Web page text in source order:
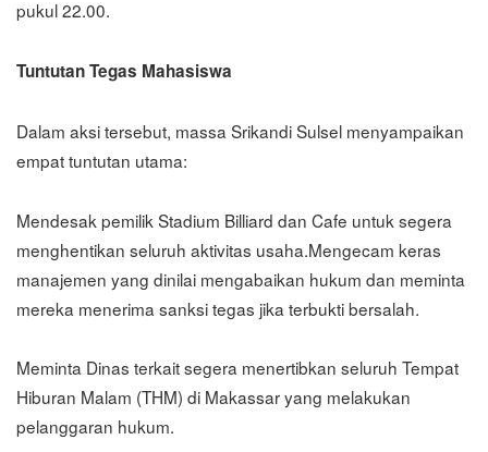
pukul 22.00.
Tuntutan Tegas Mahasiswa
Dalam aksi tersebut, massa Srikandi Sulsel menyampaikan
empat tuntutan utama:
Mendesak pemilik Stadium Billiard dan Cafe untuk segera
menghentikan seluruh aktivitas usaha.Mengecam keras
manajemen yang dinilai mengabaikan hukum dan meminta
mereka menerima sanksi tegas jika terbukti bersalah.
Meminta Dinas terkait segera menertibkan seluruh Tempat
Hiburan Malam (THM) di Makassar yang melakukan
pelanggaran hukum.